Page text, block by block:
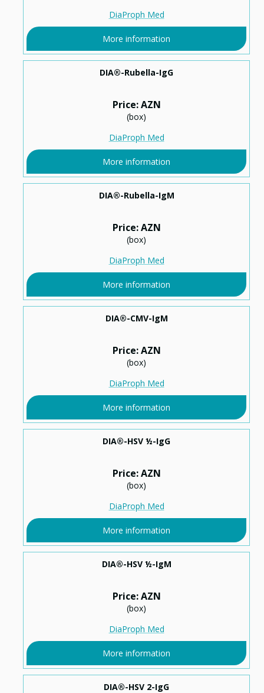
DiaProph Med
More information
DIA®-Rubella-IgG
Price: AZN
(box)
DiaProph Med
More information
DIA®-Rubella-IgМ
Price: AZN
(box)
DiaProph Med
More information
DIA®-CMV-IgM
Price: AZN
(box)
DiaProph Med
More information
DIA®-HSV ½-IgG
Price: AZN
(box)
DiaProph Med
More information
DIA®-HSV ½-IgM
Price: AZN
(box)
DiaProph Med
More information
DIA®-HSV 2-IgG